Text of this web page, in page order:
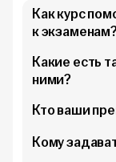
Как курс
к
Какие есть
ними?
Кто ваши
Кому